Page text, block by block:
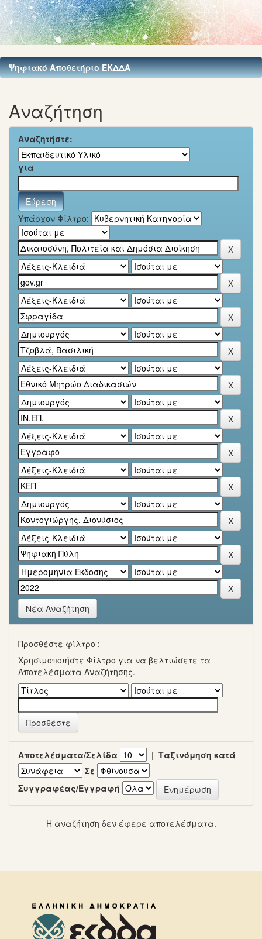
Ψηφιακό Αποθετήριο ΕΚΔΔΑ
Αναζήτηση
Αναζητήστε:
για
Υπάρχον Φίλτρο:
Νέα Αναζήτηση
Προσθέστε φίλτρο :
Χρησιμοποιήστε Φίλτρο για να βελτιώσετε τα
Αποτελέσματα Αναζήτησης.
Αποτελέσματα/Σελίδα | Ταξινόμηση κατά
Σε
Συγγραφέας/Εγγραφή
Η αναζήτηση δεν έφερε αποτελέσματα.